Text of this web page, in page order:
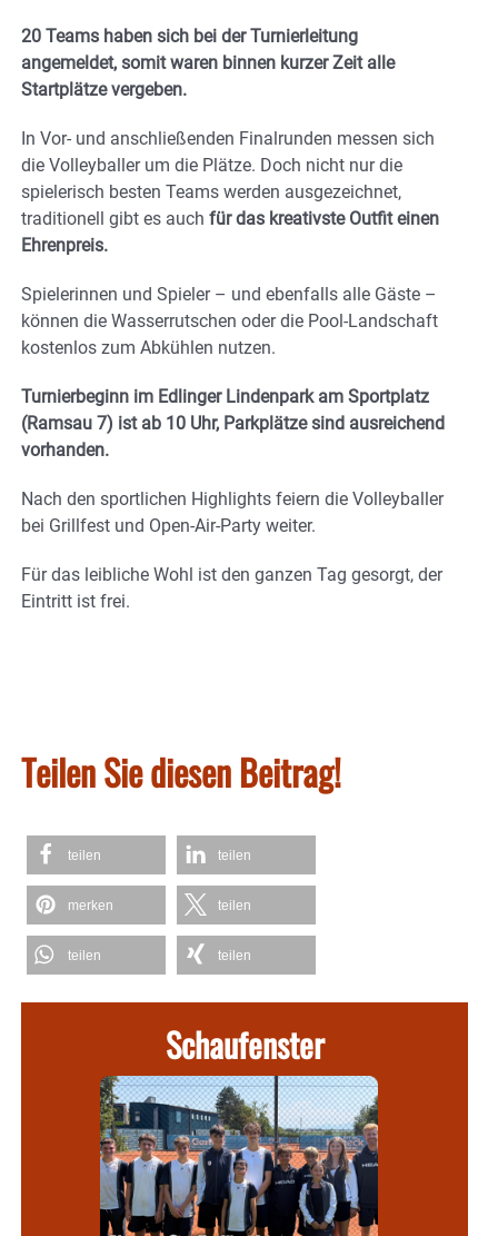
20 Teams haben sich bei der Turnierleitung
angemeldet, somit waren binnen kurzer Zeit alle
Startplätze vergeben.
In Vor- und anschließenden Finalrunden messen sich
die Volleyballer um die Plätze. Doch nicht nur die
spielerisch besten Teams werden ausgezeichnet,
traditionell gibt es auch für das kreativste Outfit einen
Ehrenpreis.
Spielerinnen und Spieler – und ebenfalls alle Gäste –
können die Wasserrutschen oder die Pool-Landschaft
kostenlos zum Abkühlen nutzen.
Turnierbeginn im Edlinger Lindenpark am Sportplatz
(Ramsau 7) ist ab 10 Uhr, Parkplätze sind ausreichend
vorhanden.
Nach den sportlichen Highlights feiern die Volleyballer
bei Grillfest und Open-Air-Party weiter.
Für das leibliche Wohl ist den ganzen Tag gesorgt, der
Eintritt ist frei.
Teilen Sie diesen Beitrag!
teilen teilen
merken teilen
teilen teilen
Schaufenster